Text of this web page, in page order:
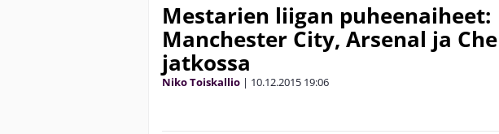
Mestarien liigan puheenaiheet:
Manchester City, Arsenal ja
jatkossa
Niko Toiskallio | 10.12.2015 19:06